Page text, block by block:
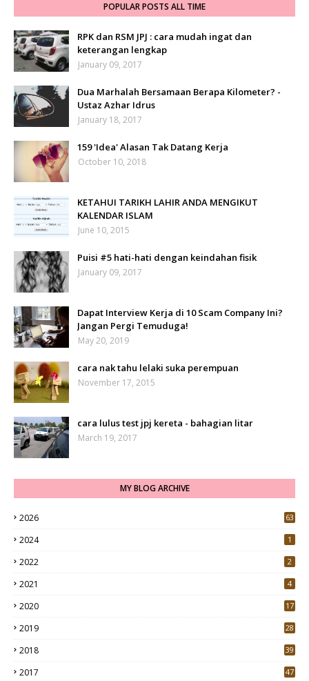
POPULAR POSTS ALL TIME
RPK dan RSM JPJ : cara mudah ingat dan
keterangan lengkap
January 09, 2017
Dua Marhalah Bersamaan Berapa Kilometer? -
Ustaz Azhar Idrus
January 18, 2017
159 'Idea' Alasan Tak Datang Kerja
October 10, 2018
KETAHUI TARIKH LAHIR ANDA MENGIKUT
KALENDAR ISLAM
June 10, 2015
Puisi #5 hati-hati dengan keindahan fisik
January 09, 2017
Dapat Interview Kerja di 10 Scam Company Ini?
Jangan Pergi Temuduga!
May 20, 2019
cara nak tahu lelaki suka perempuan
November 17, 2015
cara lulus test jpj kereta - bahagian litar
March 19, 2017
MY BLOG ARCHIVE
2026 63
2024 1
2022 2
2021 4
2020
17
2019
28
2018
39
2017
47